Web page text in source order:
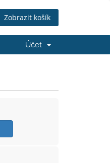
Zobrazit košík
Účet